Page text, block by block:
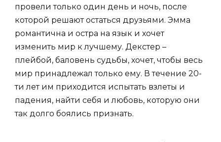
провели только один день и ночь, после
которой решают остаться друзьями. Эмма
романтична и остра на язык и хочет
изменить мир к лучшему. Декстер –
плейбой, баловень судьбы, хочет, чтобы весь
мир принадлежал только ему. В течение 20-
ти лет им приходится испытать взлеты и
падения, найти себя и любовь, которую они
так долго боялись признать.